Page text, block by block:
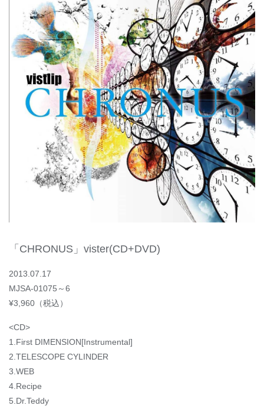
「CHRONUS」vister(CD+DVD)
2013.07.17
MJSA-01075～6
¥3,960（税込）
<CD>
1.First DIMENSION[Instrumental]
2.TELESCOPE CYLINDER
3.WEB
4.Recipe
5.Dr.Teddy